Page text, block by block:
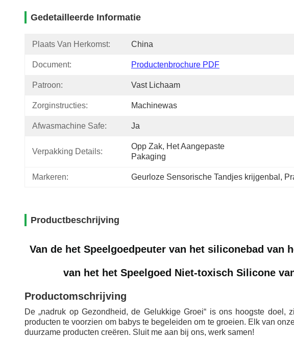
Gedetailleerde Informatie
Plaats Van Herkomst: China
Document: Productenbrochure PDF
Patroon: Vast Lichaam
Zorginstructies: Machinewas
Afwasmachine Safe: Ja
Verpakking Details:
Opp Zak, Het Aangepaste
Pakaging
Markeren: Geurloze Sensorische Tandjes krijgenbal ,
Productbeschrijving
Van de het Speelgoedpeuter van het siliconebad van
van het het Speelgoed Niet-toxisch Silicone
Productomschrijving
De „nadruk op Gezondheid, de Gelukkige Groei“ is ons hoogste
producten te voorzien om babys te begeleiden om te groeien. Elk van
duurzame producten creëren. Sluit me aan bij ons, werk samen!